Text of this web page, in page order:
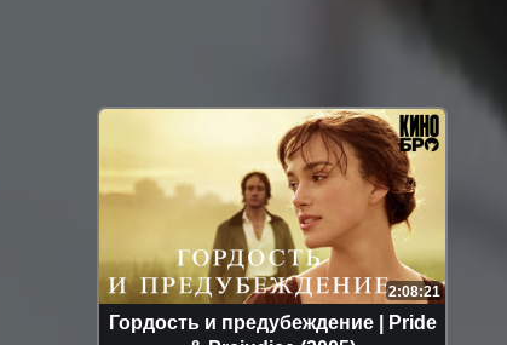
2:08:21
Гордость и предубеждение | Pride